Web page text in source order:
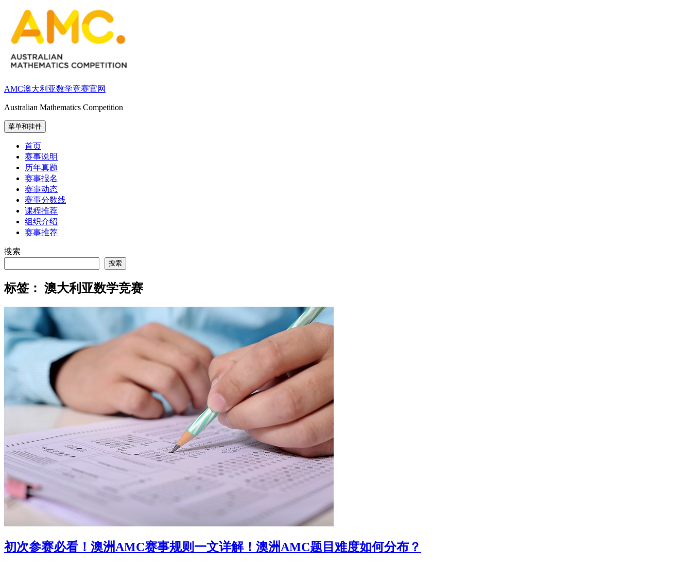
容
AMC澳大利亚数学竞赛官网
Australian Mathematics Competition
菜单和挂件
首页
赛事说明
历年真题
赛事报名
赛事动态
赛事分数线
课程推荐
组织介绍
赛事推荐
搜索
搜索
标签： 澳大利亚数学竞赛
初次参赛必看！澳洲AMC赛事规则一文详解！澳洲AMC题目难度如何分布？